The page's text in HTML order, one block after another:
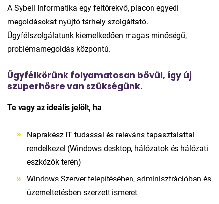
A Sybell Informatika egy feltörekvő, piacon egyedi
megoldásokat nyújtó tárhely szolgáltató.
Ügyfélszolgálatunk kiemelkedően magas minőségű,
problémamegoldás központú.
Ügyfélkörünk folyamatosan bővül, így új
szuperhősre van szükségünk.
Te vagy az ideális jelölt, ha
Naprakész IT tudással és releváns tapasztalattal
rendelkezel (Windows desktop, hálózatok és hálózati
eszközök terén)
Windows Szerver telepítésében, adminisztrációban és
üzemeltetésben szerzett ismeret